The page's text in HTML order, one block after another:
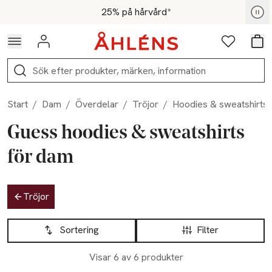
Hoppa till navigationsmenyn25% på hårvård*
För medlemmar - Shoppa nu
Logga in Favoriter
Sök
Start / Dam / Överdelar / Tröjor / Hoodies & sweatshirts
Guess hoodies & sweatshirts
för dam
Hoppa till produktsidan
Tröjor
Hoppa till produktsidan
Filter
Sortering
Visar 6 av 6 produkter
Lista över produkter